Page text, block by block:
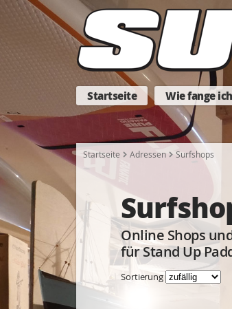
Startseite Wie fange
Startseite Adressen Surfshops
Online Shops
für Stand Up
Sortierung